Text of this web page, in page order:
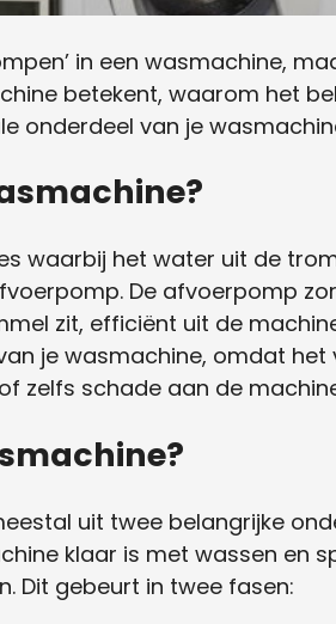
in een wasmachine,
betekent, waarom het
onderdeel van je
waarbij het water uit de
De afvoerpomp
zit, efficiënt uit de
je wasmachine, omdat
zelfs schade aan de
uit twee belangrijke
klaar is met wassen en
Dit gebeurt in twee fasen: